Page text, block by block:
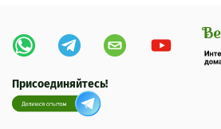
Присоединяйтесь!